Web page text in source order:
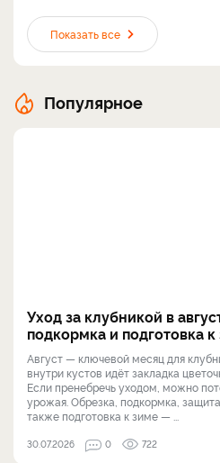
Показать все
Популярное
Уход за клубникой в
подкормка и подготовка
Август — ключевой месяц для
внутри кустов идёт закладка
Если пренебречь уходом, можно
урожая. Обрезка, подкормка,
также подготовка к зиме — ...
30.07.2026 0 722